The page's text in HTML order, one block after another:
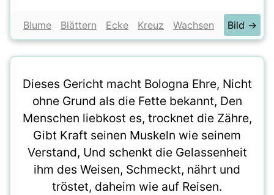
Blume Blättern Ecke Kreuz Wachsen Bild →
Dieses Gericht macht Bologna Ehre, Nicht
ohne Grund als die Fette bekannt, Den
Menschen liebkost es, trocknet die Zähre,
Gibt Kraft seinen Muskeln wie seinem
Verstand, Und schenkt die Gelassenheit
ihm des Weisen, Schmeckt, nährt und
tröstet, daheim wie auf Reisen.